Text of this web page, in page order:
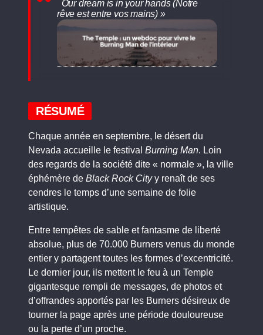
Our dream is in your hands (Notre
rêve est entre vos mains) »
RÉSUMÉ
Chaque année en septembre, le désert du
Nevada accueille le festival Burning Man. Loin
des regards de la société dite « normale », la ville
éphémère de Black Rock Cityy renaît de ses
cendres le temps d’une semaine de folie
artistique.
Entre tempêtes de sable et fantasme de liberté
absolue, plus de 70.000 Burners venus du monde
entier y partagent toutes les formes d’excentricité.
Le dernier jour, ils mettent le feu à un Temple
gigantesque rempli de messages, de photos et
d’offrandes apportés par les Burners désireux de
tourner la page après une période douloureuse
ou la perte d’un proche.